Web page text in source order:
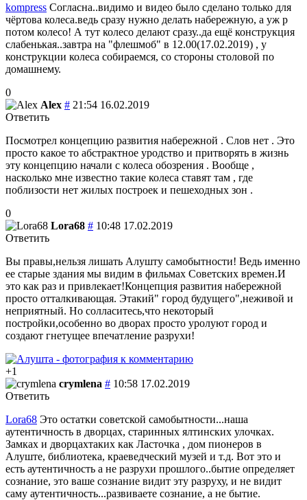
kompress Согласна..видимо и видео было сделано только для
чёртова колеса.ведь сразу нужно делать набережную, а уж р
потом колесо! А тут колесо делают сразу..да ещё конструкция
слабенькая..завтра на "флешмоб" в 12.00(17.02.2019) , у
конструкции колеса собираемся, со стороны столовой по
домашнему.
0
Alex # 21:54 16.02.2019
Ответить
Посмотрел концепцию развития набережной . Слов нет . Это
просто какое то абстрактное уродство и притворять в жизнь
эту концепцию начали с колеса обозрения . Вообще ,
насколько мне известно такие колеса ставят там , где
поблизости нет жилых построек и пешеходных зон .
0
Lora68 # 10:48 17.02.2019
Ответить
Вы правы,нельзя лишать Алушту самобытности! Ведь именно
ее старые здания мы видим в фильмах Советских времен.И
это как раз и привлекает!Концепция развития набережной
просто отталкивающая. Этакий" город будущего",неживой и
неприятный. Но солласитесь,что некоторый
постройки,особенно во дворах просто уролуют город и
создают гнетущее впечатление разрухи!
+1
crymlena # 10:58 17.02.2019
Ответить
Lora68 Это остатки советской самобытности...наша
аутентичность в дворцах, старинных ялтинских улочках.
Замках и дворцахтаких как Ласточка , дом пионеров в
Алуште, библиотека, краеведческий музей и т.д. Вот это и
есть аутентичность а не разрухи прошлого..бытие определяет
сознание, это ваше сознание видит эту разруху, и не видит
саму аутентичность...развиваете сознание, а не бытие.